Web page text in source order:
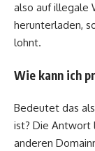
also auf illegale
herunterladen,
lohnt.
Wie kann ich
Bedeutet das
ist? Die Antwort
anderen